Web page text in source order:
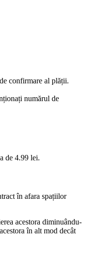
confirmare al plății.
numărul de
de 4.99 lei.
în afara spațiilor
acestora diminuându-
în alt mod decât